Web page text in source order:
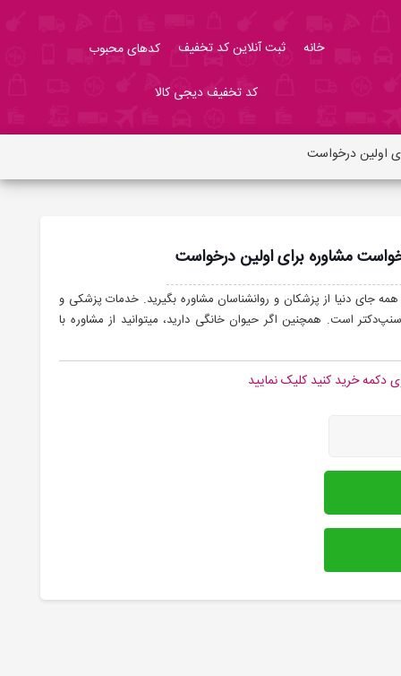
خانه ثبت آنلاین کد تخفیف کدهای محبوب
کد تخفیف دیجی کالا
۲۴ ساعته و از همه جای دنیا از پزشکان و روانشناسان مشاوره بگیرید. خدمات پزشکی و
پرستاری در منزل و انجام آزمایش در محل از دیگر خدمات اسنپ‌دکتر است. همچنین اگر حیوان خانگی دارید، می‎توانید از مشاوره با
دکمه خرید کنید کلیک نمایید